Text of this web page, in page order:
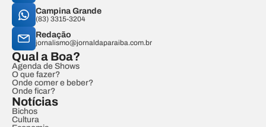
Campina Grande
(83) 3315-3204
Redação
jornalismo@jornaldaparaiba.com.br
Qual a Boa?
Agenda de Shows
O que fazer?
Onde comer e beber?
Onde ficar?
Notícias
Bichos
Cultura